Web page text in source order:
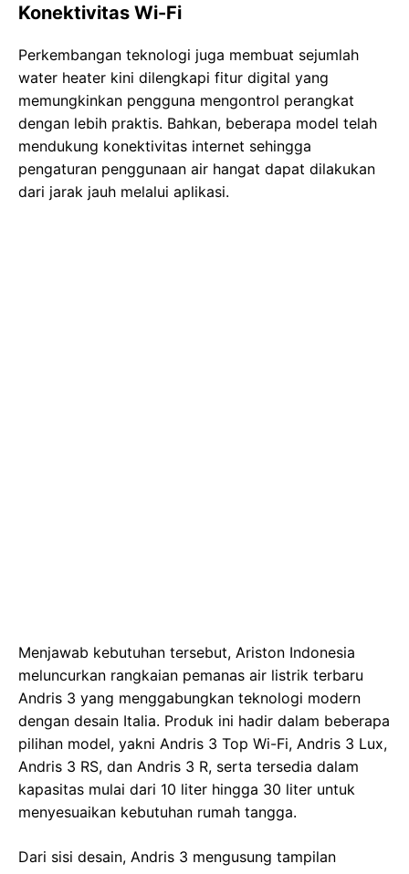
Konektivitas Wi-Fi
Perkembangan teknologi juga membuat sejumlah
water heater kini dilengkapi fitur digital yang
memungkinkan pengguna mengontrol perangkat
dengan lebih praktis. Bahkan, beberapa model telah
mendukung konektivitas internet sehingga
pengaturan penggunaan air hangat dapat dilakukan
dari jarak jauh melalui aplikasi.
Menjawab kebutuhan tersebut, Ariston Indonesia
meluncurkan rangkaian pemanas air listrik terbaru
Andris 3 yang menggabungkan teknologi modern
dengan desain Italia. Produk ini hadir dalam beberapa
pilihan model, yakni Andris 3 Top Wi-Fi, Andris 3 Lux,
Andris 3 RS, dan Andris 3 R, serta tersedia dalam
kapasitas mulai dari 10 liter hingga 30 liter untuk
menyesuaikan kebutuhan rumah tangga.
Dari sisi desain, Andris 3 mengusung tampilan